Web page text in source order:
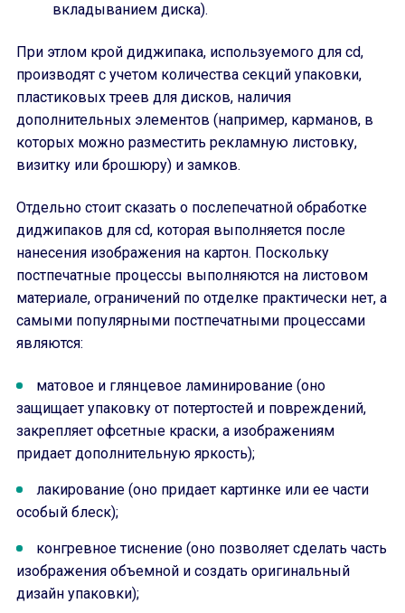
вкладыванием диска).
При этлом крой диджипака, используемого для cd,
производят с учетом количества секций упаковки,
пластиковых треев для дисков, наличия
дополнительных элементов (например, карманов, в
которых можно разместить рекламную листовку,
визитку или брошюру) и замков.
Отдельно стоит сказать о послепечатной обработке
диджипаков для cd, которая выполняется после
нанесения изображения на картон. Поскольку
постпечатные процессы выполняются на листовом
материале, ограничений по отделке практически нет, а
самыми популярными постпечатными процессами
являются:
матовое и глянцевое ламинирование (оно
защищает упаковку от потертостей и повреждений,
закрепляет офсетные краски, а изображениям
придает дополнительную яркость);
лакирование (оно придает картинке или ее части
особый блеск);
конгревное тиснение (оно позволяет сделать часть
изображения объемной и создать оригинальный
дизайн упаковки);